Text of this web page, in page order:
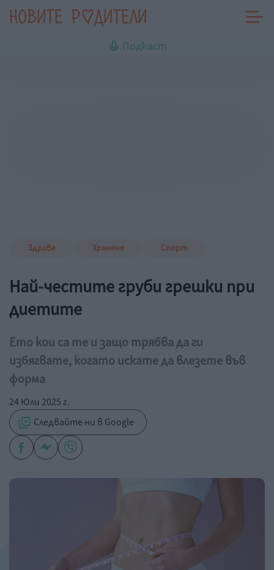
Подкаст
Здраве Хранене Спорт
Най-честите груби грешки при
диетите
Ето кои са те и защо трябва да ги
избягвате, когато искате да влезете във
форма
24 Юли 2025 г.
Следвайте ни в Google